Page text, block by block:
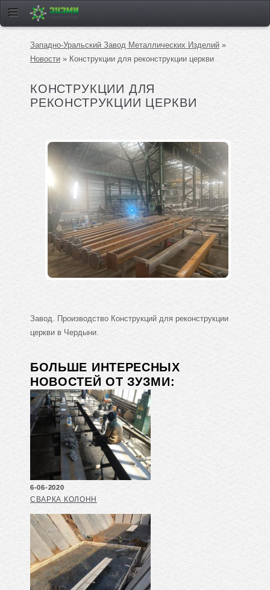
Западно-Уральский Завод Металлических Изделий »
Новости » Конструкции для реконструкции церкви
КОНСТРУКЦИИ ДЛЯ
РЕКОНСТРУКЦИИ ЦЕРКВИ
Завод. Производство Конструкций для реконструкции
церкви в Чердыни.
БОЛЬШЕ ИНТЕРЕСНЫХ
НОВОСТЕЙ ОТ ЗУЗМИ:
6-06-2020
СВАРКА КОЛОНН